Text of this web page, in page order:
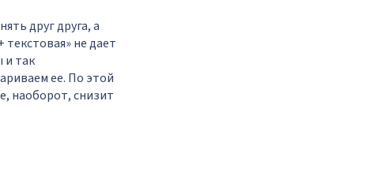
друг друга, а
не дает
и так
ее. По этой
наоборот, снизит